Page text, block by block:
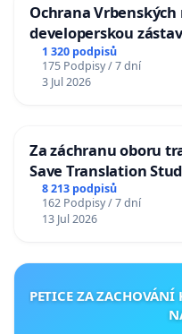
Ochrana
developerskou
1 320 podpisů
175 Podpisy / 7 dní
3 Jul 2026
Za záchranu oboru
Save Translation
Charles University
8 213 podpisů
162 Podpisy / 7 dní
13 Jul 2026
PETICE ZA